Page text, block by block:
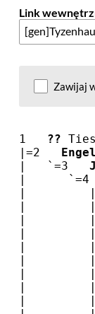
Link
Zawijaj
1 ??
|=2
|   `=3
|
|
|
|
|
|
|
|
|
|